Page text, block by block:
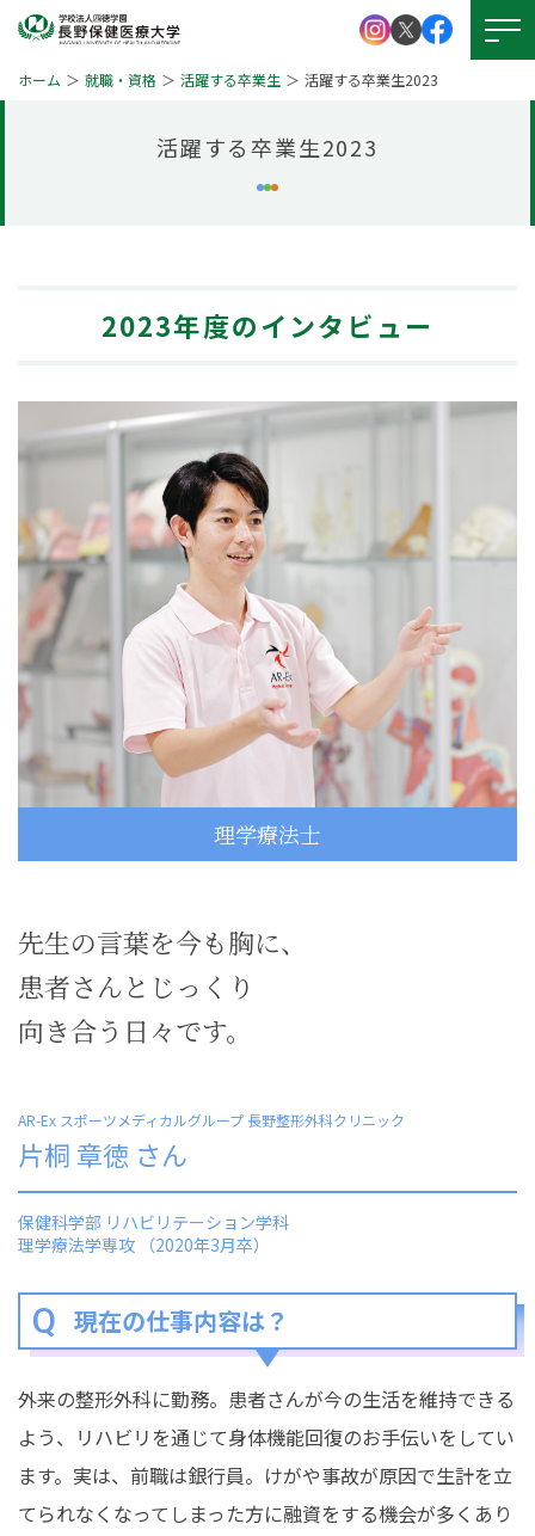
キャンパスライフ
図書館
学生支援
受験生サイト
本学の
学びの特徴
在学生の皆さんへ 卒業生の皆さんへ
保護者の皆さまへ 病院・施設の方へ
附属施設・関連施設 個人情報保護方針
ホーム 就職・資格 活躍する卒業生 活躍する卒業生2023
活躍する卒業生2023
2023年度のインタビュー
理学療法士
先生の言葉を今も胸に、
患者さんとじっくり
向き合う日々です。
AR-Ex スポーツメディカルグループ 長野整形外科クリニック
片桐 章徳 さん
保健科学部 リハビリテーション学科
理学療法学専攻 （2020年3月卒）
現在の仕事内容は？
外来の整形外科に勤務。患者さんが今の生活を維持できる
よう、リハビリを通じて身体機能回復のお手伝いをしてい
ます。実は、前職は銀行員。けがや事故が原因で生計を立
てられなくなってしまった方に融資をする機会が多くあり